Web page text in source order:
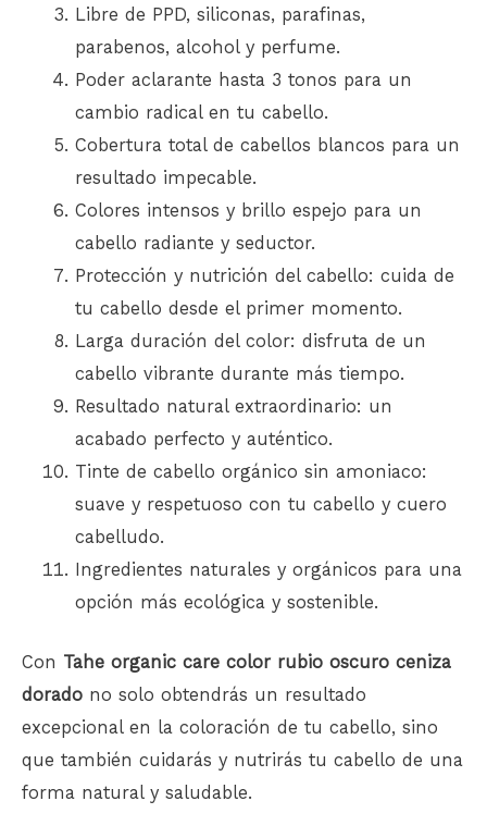
Libre de PPD, siliconas, parafinas,
parabenos, alcohol y perfume.
Poder aclarante hasta 3 tonos para un
cambio radical en tu cabello.
Cobertura total de cabellos blancos para un
resultado impecable.
Colores intensos y brillo espejo para un
cabello radiante y seductor.
Protección y nutrición del cabello: cuida de
tu cabello desde el primer momento.
Larga duración del color: disfruta de un
cabello vibrante durante más tiempo.
Resultado natural extraordinario: un
acabado perfecto y auténtico.
Tinte de cabello orgánico sin amoniaco:
suave y respetuoso con tu cabello y cuero
cabelludo.
Ingredientes naturales y orgánicos para una
opción más ecológica y sostenible.
Con Tahe organic care color rubio oscuro ceniza
dorado no solo obtendrás un resultado
excepcional en la coloración de tu cabello, sino
que también cuidarás y nutrirás tu cabello de una
forma natural y saludable.